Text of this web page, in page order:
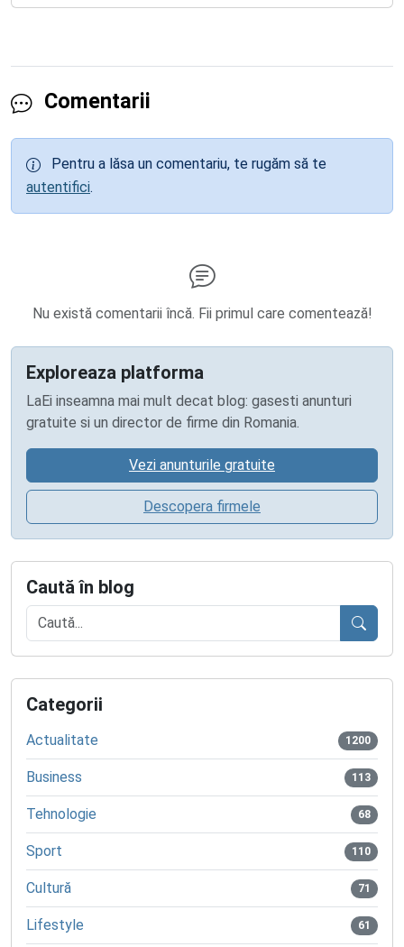
Comentarii
Pentru a lăsa un comentariu, te rugăm să te
autentifici.
Nu există comentarii încă. Fii primul care comentează!
Exploreaza platforma
LaEi inseamna mai mult decat blog: gasesti anunturi
gratuite si un director de firme din Romania.
Vezi anunturile gratuite
Descopera firmele
Caută în blog
Caută
Categorii
Actualitate 1200
Business 113
Tehnologie 68
Sport 110
Cultură 71
Lifestyle 61